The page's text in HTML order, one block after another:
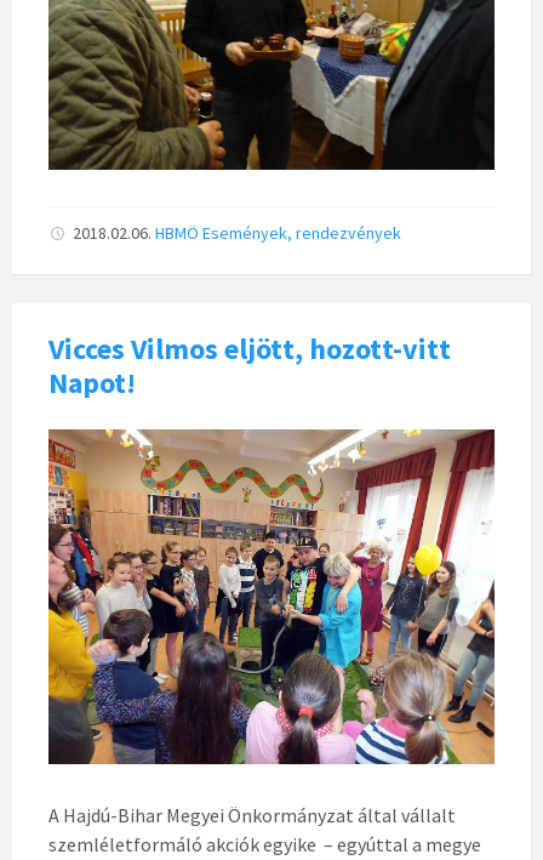
2018.02.06. HBMÖ Események, rendezvények
Vicces Vilmos eljött, hozott-vitt
Napot!
A Hajdú-Bihar Megyei Önkormányzat által vállalt
szemléletformáló akciók egyike – egyúttal a megye